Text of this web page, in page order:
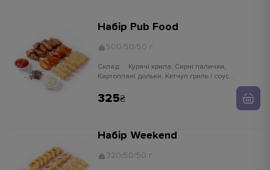
Набір Pub Food
500/50/50 г
Склад:
Картопляні дольки, Кетчуп гриль і соус
325
Набір Weekend
320/50/50 г